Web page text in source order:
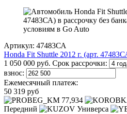
Артикул: 47483СА
Honda Fit Shuttle 2012 г. (арт.
1 050 000 руб. Срок рассрочки:
взнос:
Ежемесячный платеж:
50 319 руб
77,934
Передний
Универса